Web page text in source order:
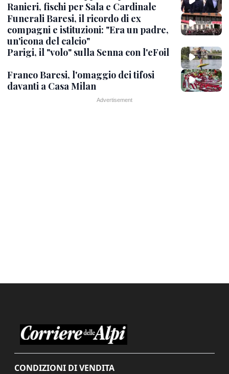
Ranieri, fischi per Sala e Cardinale
Funerali Baresi, il ricordo di ex
compagni e istituzioni: "Era un padre,
un'icona del calcio"
Parigi, il "volo" sulla Senna con l'eFoil
Franco Baresi, l'omaggio dei tifosi
davanti a Casa Milan
CONDIZIONI DI VENDITA